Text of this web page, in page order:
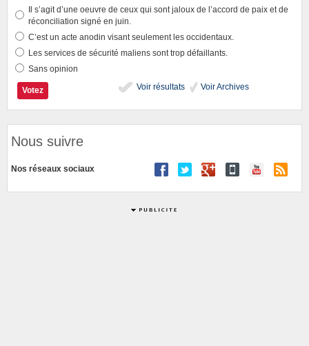
Il s’agit d’une oeuvre de ceux qui sont jaloux de l’accord de paix et de
réconciliation signé en juin.
C’est un acte anodin visant seulement les occidentaux.
Les services de sécurité maliens sont trop défaillants.
Sans opinion
Voir résultats
Voir Archives
Nous suivre
Nos réseaux sociaux